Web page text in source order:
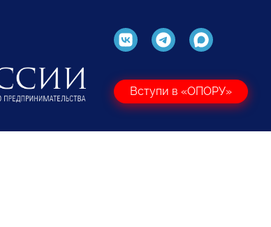
Вступи в «ОПОРУ»